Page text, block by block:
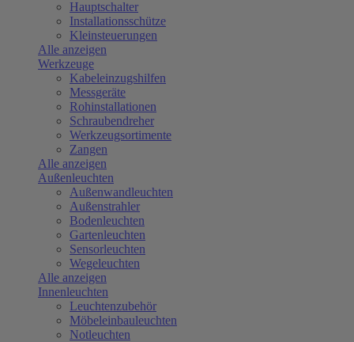
Hauptschalter
Installationsschütze
Kleinsteuerungen
Alle anzeigen
Werkzeuge
Kabeleinzugshilfen
Messgeräte
Rohinstallationen
Schraubendreher
Werkzeugsortimente
Zangen
Alle anzeigen
Außenleuchten
Außenwandleuchten
Außenstrahler
Bodenleuchten
Gartenleuchten
Sensorleuchten
Wegeleuchten
Alle anzeigen
Innenleuchten
Leuchtenzubehör
Möbeleinbauleuchten
Notleuchten